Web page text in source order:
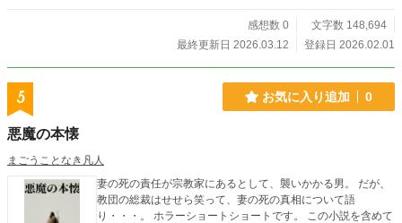
感想数 0
文字数 148,694
最終更新日 2026.03.12
登録日 2026.02.01
5 お気に入り追加 0
悪魔の本懐
まごうことなき凡人
妻の死の責任が宗教家にあるとして、襲いかかる男。 だが、
教団の総裁はせせら笑って、妻の死の真相について語
り・・・。 ホラーショートショートです。 この小説を含めて